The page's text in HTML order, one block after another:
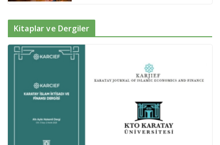
Kitaplar ve Dergiler